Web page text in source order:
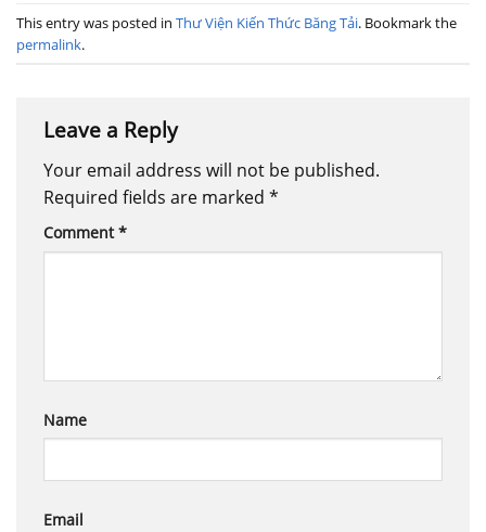
This entry was posted in Thư Viện Kiến Thức Băng Tải. Bookmark the
permalink.
Leave a Reply
Your email address will not be published.
Required fields are marked *
Comment*
Name
Email